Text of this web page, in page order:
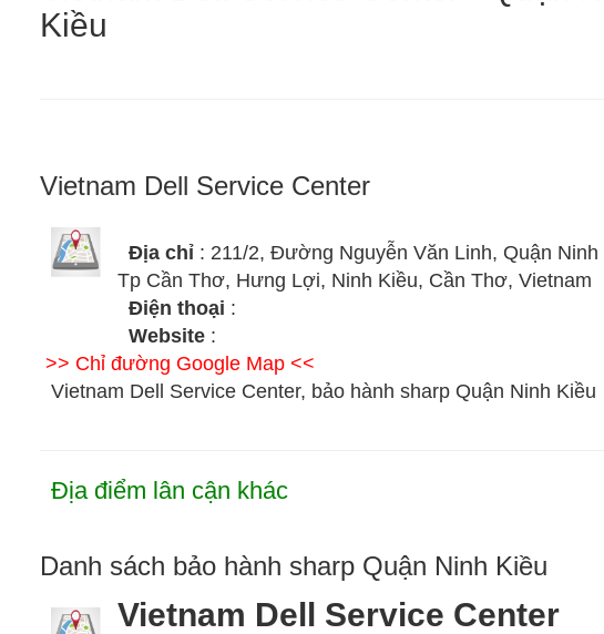
Kiều
Vietnam Dell Service Center
Địa chỉ : 211/2, Đường Nguyễn Văn Linh, Quận Ninh
Tp Cần Thơ, Hưng Lợi, Ninh Kiều, Cần Thơ, Vietnam
Điện thoại :
Website :
>> Chỉ đường Google Map <<
Vietnam Dell Service Center, bảo hành sharp Quận Ninh Kiều
Địa điểm lân cận khác
Danh sách bảo hành sharp Quận Ninh Kiều
Vietnam Dell Service Center